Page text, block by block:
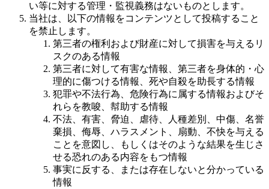
い等に対する管理・監視義務はないものとします。
当社は、以下の情報をコンテンツとして投稿すること
を禁止します。
第三者の権利および財産に対して損害を与えるリ
スクのある情報
第三者に対して有害な情報、第三者を身体的・心
理的に傷つける情報、死や自殺を助長する情報
犯罪や不法行為、危険行為に属する情報およびそ
れらを教唆、幇助する情報
不法、有害、脅迫、虐待、人種差別、中傷、名誉
棄損、侮辱、ハラスメント、扇動、不快を与える
ことを意図し、もしくはそのような結果を生じさ
せる恐れのある内容をもつ情報
事実に反する、または存在しないと分かっている
情報